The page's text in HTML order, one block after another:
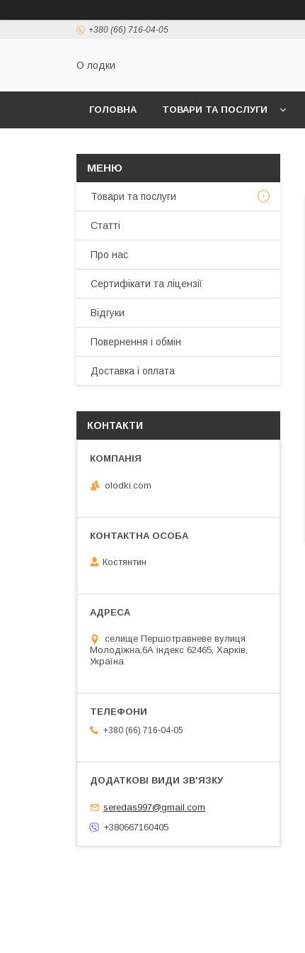
+380 (66) 716-04-05
О лодки
ГОЛОВНА ТОВАРИ ТА ПОСЛУГИ
Товари та послуги
Статті
Про нас
Сертифікати та ліцензії
Відгуки
Повернення і обмін
Доставка і оплата
КОНТАКТИ
olodki.com
Костянтин
cелище Першотравневе вулиця
Молодіжна,6А індекс 62465, Харків,
Україна
+380 (66) 716-04-05
seredas997@gmail.com
+380667160405